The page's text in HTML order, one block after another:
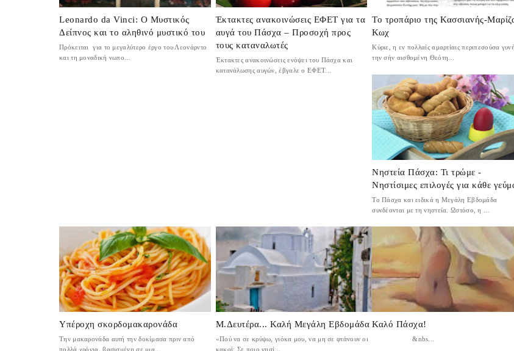
Leonardo da Vinci: Ο Μυστικός
Δείπνος και το αληθινό μυστικό του
Πρόκειται για το μεγαλύτερο έργο του Λεονάρντο
και τη μοναδική νωπο...
Έκτακτες ανακοινώσεις ΕΦΕΤ για τα
αυγά του Πάσχα – Προσοχή προς
τους καταναλωτές
Έκτακτες ανακοινώσεις ενόψει του Πάσχα και
κατανάλωσης αυγών, έβγαλε ο ΕΦΕΤ...
Το τροπάριο της Κασσιανής-
Κωχ
Κύριε, η εν πολλαίς αμαρτίαις περιπεσούσα
την σήν αισθομένη Θεότη...
Νηστεία Πάσχα: Τι τρώμε -
Νηστίσιμες επιλογές για κάθε
Το Πάσχα και ειδικά η Μεγάλη Εβδομάδα
συνδέονται με τη νηστεία. Ωστόσο, η ...
Υπέροχη σκορδομακαρονάδα
Την μακαρονάδα αυτή την δοκίμασα πριν από
πολλά χρόνια, βασισμένη σε μια...
Μ.Δευτέρα... Καλή Μεγάλη Εβδομάδα
«Πού να σε κρύψω, γιόκα μου, να μη σε φτάνουν οι
κακοί; Σε ποιο νησί...
Καλό Πάσχα!
&nbs...